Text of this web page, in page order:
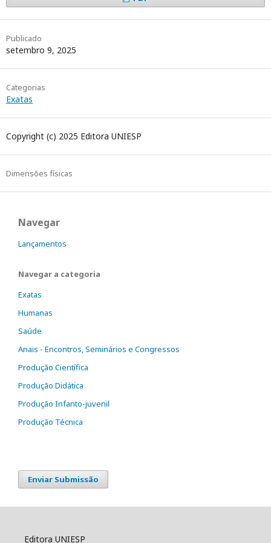
Publicado
setembro 9, 2025
Categorias
Exatas
Copyright (c) 2025 Editora UNIESP
Dimensões físicas
Navegar
Lançamentos
Navegar a categoria
Exatas
Humanas
Saúde
Anais - Encontros, Seminários e Congressos
Produção Científica
Produção Didática
Produção Infanto-juvenil
Produção Técnica
Enviar Submissão
Editora UNIESP